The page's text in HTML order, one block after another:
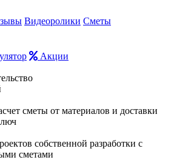
Видеоролики Сметы
Акции
сметы от материалов и доставки
собственной разработки с
сметами